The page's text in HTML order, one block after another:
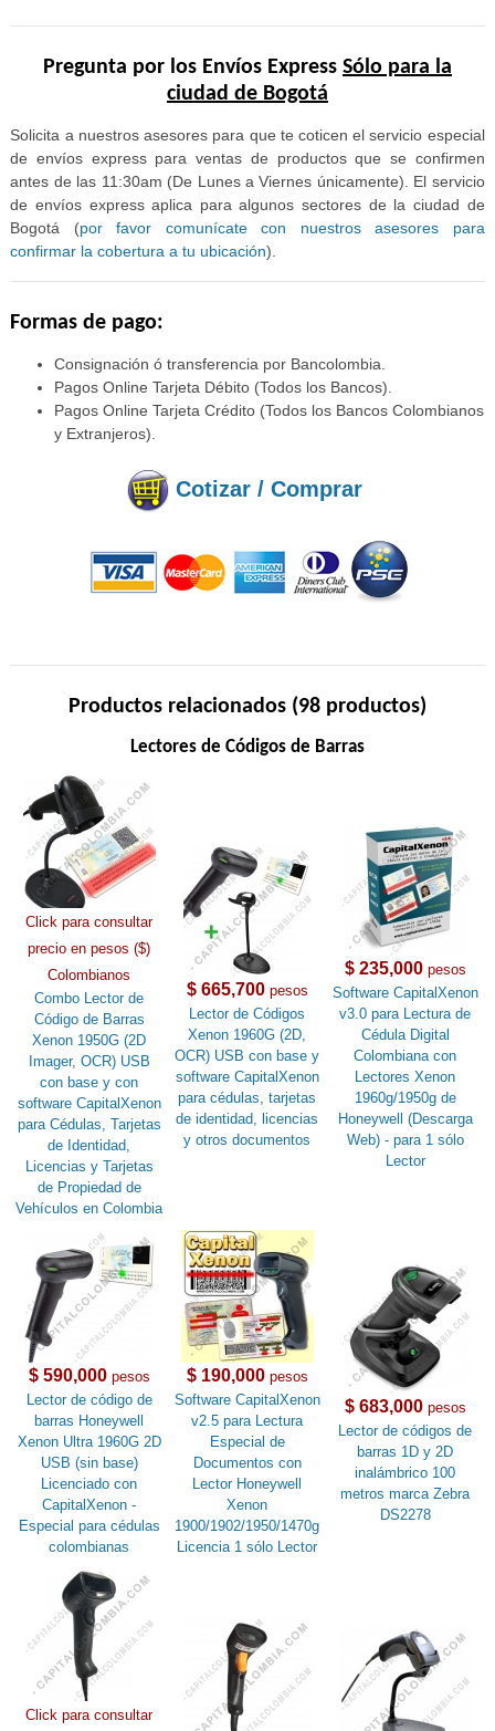
Pregunta por los Envíos Express Sólo para la
ciudad de Bogotá
Solicita a nuestros asesores para que te coticen el servicio especial
de envíos express para ventas de productos que se confirmen
antes de las 11:30am (De Lunes a Viernes únicamente). El servicio
de envíos express aplica para algunos sectores de la ciudad de
Bogotá (por favor comunícate con nuestros asesores para
confirmar la cobertura a tu ubicación).
Formas de pago:
Consignación ó transferencia por Bancolombia.
Pagos Online Tarjeta Débito (Todos los Bancos).
Pagos Online Tarjeta Crédito (Todos los Bancos Colombianos
y Extranjeros).
Cotizar / Comprar
Productos relacionados (98 productos)
Lectores de Códigos de Barras
Click para consultar
precio en pesos ($)
Colombianos
Combo Lector de
Código de Barras
Xenon 1950G (2D
Imager, OCR) USB
con base y con
software CapitalXenon
para Cédulas, Tarjetas
de Identidad,
Licencias y Tarjetas
de Propiedad de
Vehículos en Colombia
$ 665,700pesos
Lector de Códigos
Xenon 1960G (2D,
OCR) USB con base y
software CapitalXenon
para cédulas, tarjetas
de identidad, licencias
y otros documentos
$ 235,000pesos
Software CapitalXenon
v3.0 para Lectura de
Cédula Digital
Colombiana con
Lectores Xenon
1960g/1950g de
Honeywell (Descarga
Web) - para 1 sólo
Lector
$ 590,000pesos
Lector de código de
barras Honeywell
Xenon Ultra 1960G 2D
USB (sin base)
Licenciado con
CapitalXenon -
Especial para cédulas
colombianas
$ 190,000pesos
Software CapitalXenon
v2.5 para Lectura
Especial de
Documentos con
Lector Honeywell
Xenon
1900/1902/1950/1470g
Licencia 1 sólo Lector
$ 683,000pesos
Lector de códigos de
barras 1D y 2D
inalámbrico 100
metros marca Zebra
DS2278
Click para consultar